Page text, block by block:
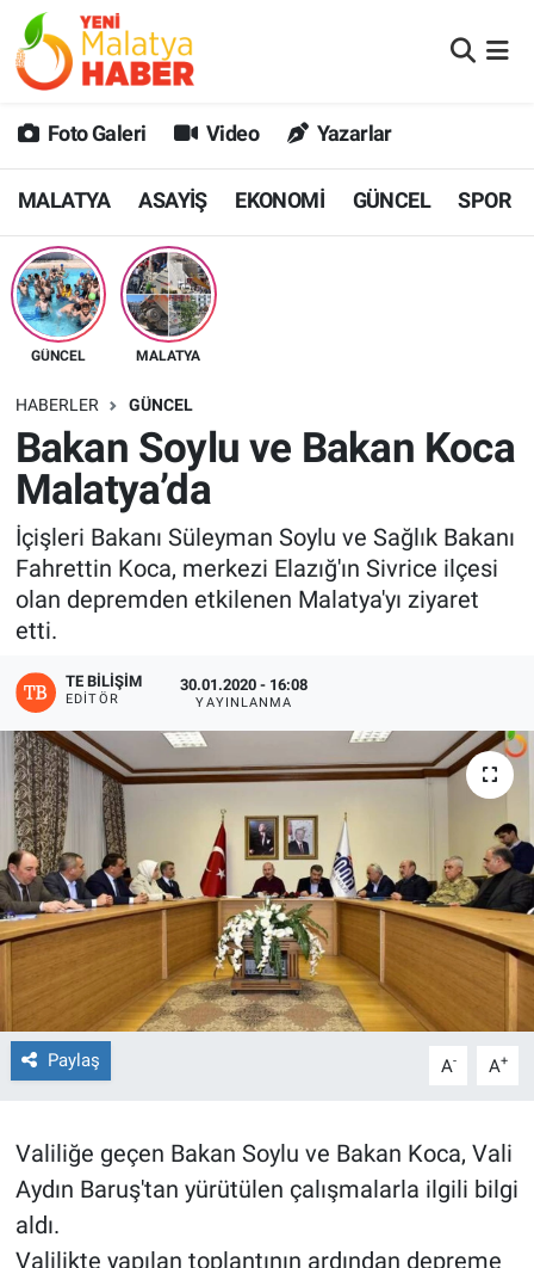
Foto Galeri Video Yazarlar
MALATYA ASAYİŞ EKONOMİ GÜNCEL SPOR
GÜNCEL MALATYA
HABERLER GÜNCEL
Bakan Soylu ve Bakan Koca
Malatya’da
İçişleri Bakanı Süleyman Soylu ve Sağlık Bakanı
Fahrettin Koca, merkezi Elazığ'ın Sivrice ilçesi
olan depremden etkilenen Malatya'yı ziyaret
etti.
TE BILIŞIM
EDITÖR
30.01.2020 - 16:08
YAYINLANMA
Paylaş A- A+
Valiliğe geçen Bakan Soylu ve Bakan Koca, Vali
Aydın Baruş'tan yürütülen çalışmalarla ilgili bilgi
aldı.
Valilikte yapılan toplantının ardından depreme
MALATYA
GÜNCEL
SPOR
SAĞLIK
DİĞER
EKONOMİ
Malatya Nöbetçi Eczaneler
MALATYA Namaz Vakitleri
Malatya Trafik Yoğunluk Haritası
Süper Lig Puan Durumu ve Fikstür
Tüm Manşetler
Son Dakika Haberleri
Haber Arşivi